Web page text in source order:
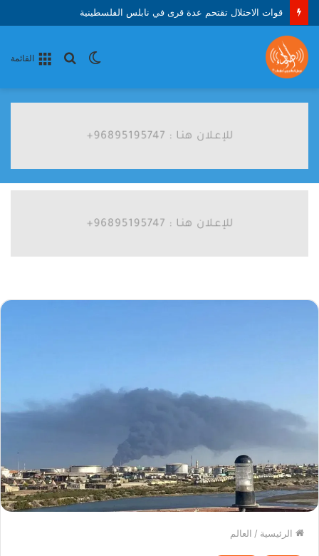
قوات الاحتلال تقتحم عدة قرى في نابلس الفلسطينية
القائمة
بحث الوضع
الرئيسية / العالم